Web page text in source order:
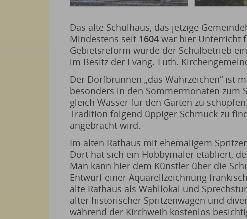
Das alte Schulhaus, das jetzige
Mindestens seit 1604 war hier Unterricht
Gebietsreform wurde der Schulbetrieb
im Besitz der Evang.-Luth.
Der Dorfbrunnen „das Wahrzeichen“ ist
besonders in den Sommermonaten zum
gleich Wasser für den Garten zu
Tradition folgend üppiger Schmuck zu
angebracht wird.
Im alten Rathaus mit ehemaligem
Dort hat sich ein Hobbymaler etabliert,
Man kann hier dem Künstler über die
Entwurf einer Aquarellzeichnung
alte Rathaus als Wahllokal und
alter historischer Spritzenwagen und
während der Kirchweih kostenlos